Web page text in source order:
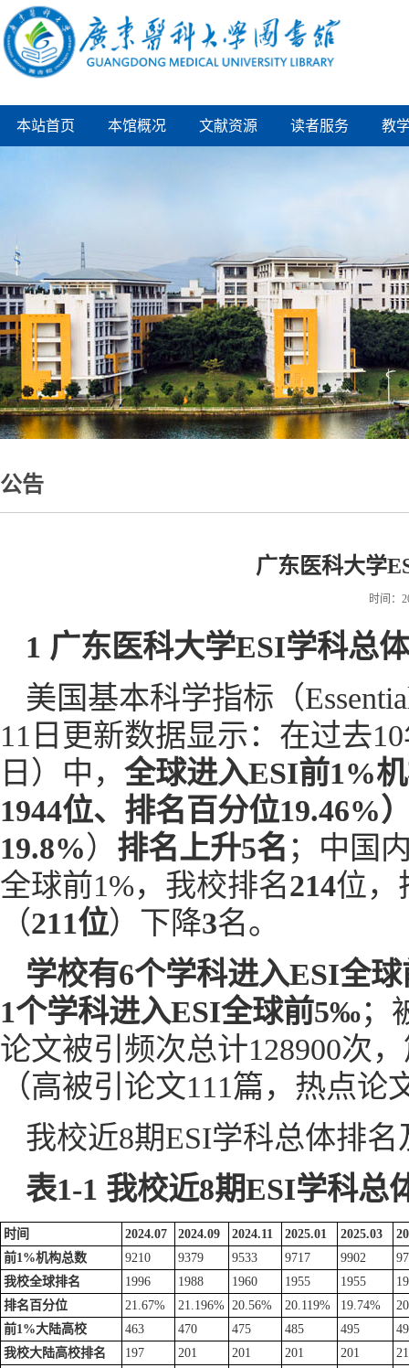
本站首页 本馆概况 文献资源 读者服务 教
公告
广东医科大学
时间：
1 广东医科大学ESI学科总体
美国基本科学指标（
11日更新数据显示：在过去
日）中， 全球进入ESI前1%
1944位、排名百分位19.46%
19.8%） 排名上升5名 ；中国
全球前1%，我校排名214位，
（211位）下降3名。
学校有6个学科进入ESI全
1个学科进入ESI全球前5‰；
论文被引频次总计128900次
（高被引论文111篇，热点论
我校近8期ESI学科总体排
表1-1 我校近8期ESI学科总
时间 2024.07 2024.09 2024.11 2025.01 2025.03
前1%机构总数
9210 9379 9533 9717 9902
我校全球排名
1996 1988 1960 1955 1955
排名百分位
21.67% 21.196% 20.56% 20.119% 19.74%
前1%大陆高校
463 470 475 485 495
我校大陆高校排名
197 201 201 201 201